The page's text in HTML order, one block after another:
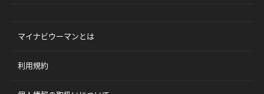
マイナビウーマンとは
利用規約